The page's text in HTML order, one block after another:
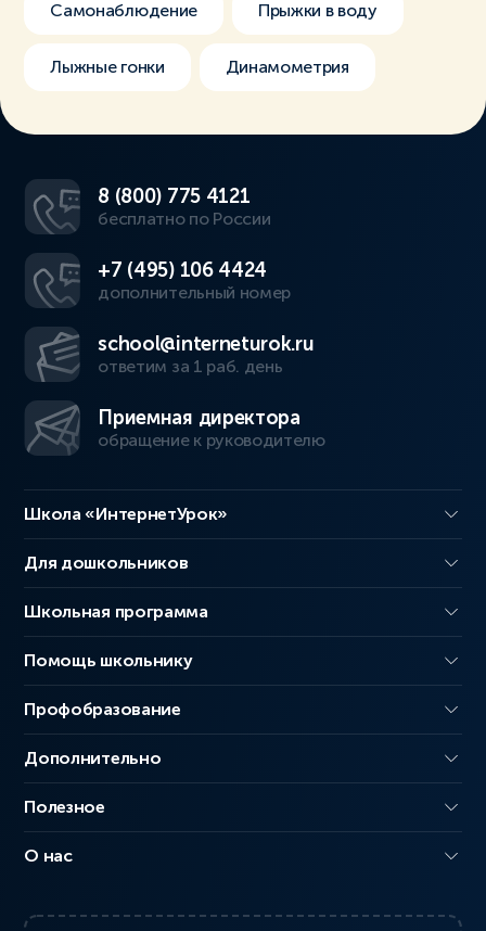
Самонаблюдение Прыжки в воду
Лыжные гонки Динамометрия
8 (800) 775 4121
бесплатно по России
+7 (495) 106 4424
дополнительный номер
school@interneturok.ru
ответим за 1 раб. день
Приемная директора
обращение к руководителю
Школа «ИнтернетУрок»
Для дошкольников
Школьная программа
Помощь школьнику
Профобразование
Дополнительно
Полезное
О нас